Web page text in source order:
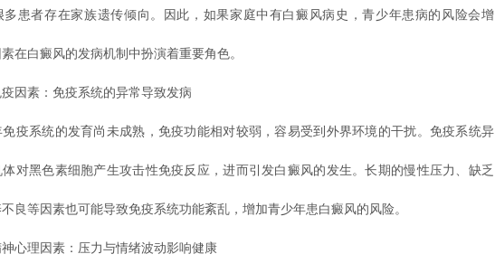
多患者存在家族遗传倾向。因此，如果家庭中有白癜风病史，青少年患病的风险会增
在白癜风的发病机制中扮演着重要角色。
素：免疫系统的异常导致发病
系统的发育尚未成熟，免疫功能相对较弱，容易受到外界环境的干扰。免疫系统异
对黑色素细胞产生攻击性免疫反应，进而引发白癜风的发生。长期的慢性压力、缺乏
良等因素也可能导致免疫系统功能紊乱，增加青少年患白癜风的风险。
理因素：压力与情绪波动影响健康